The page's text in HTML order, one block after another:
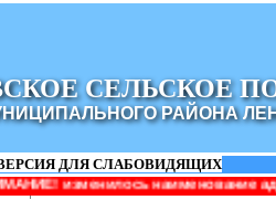
СЕЛЬСКОЕ
РАЙОНА
ДЛЯ СЛАБОВИДЯЩИХ
администрации: